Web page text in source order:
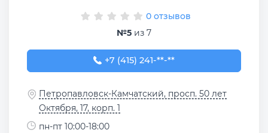
0 отзывов
№5 из 7
+7 (415) 241-41-40
+7 (415) 241-**-**
Петропавловск-Камчатский, просп. 50 лет
Октября, 17, корп. 1
пн-пт 10:00-18:00